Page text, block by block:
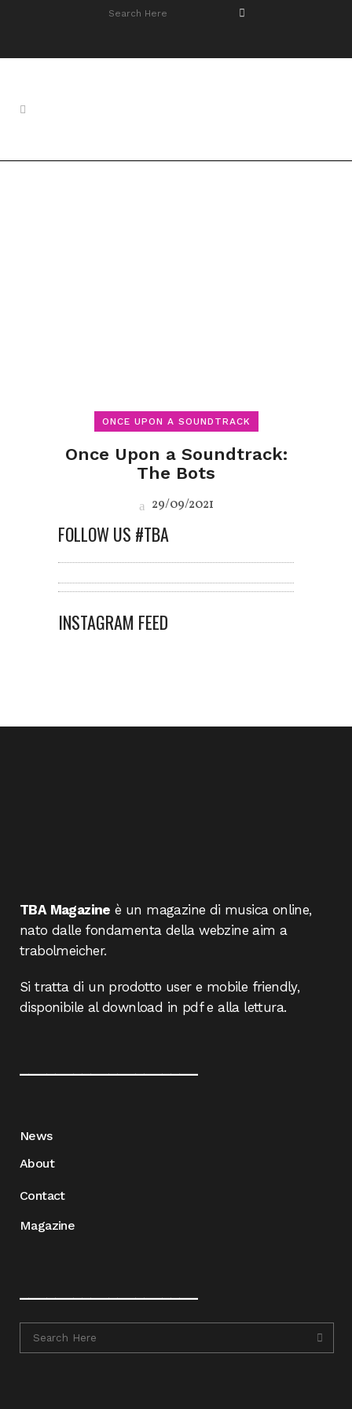
ONCE UPON A SOUNDTRACK
Once Upon a Soundtrack:
The Bots
29/09/2021
FOLLOW US #TBA
INSTAGRAM FEED
TBA Magazine è un magazine di musica online,
nato dalle fondamenta della webzine aim a
trabolmeicher.
Si tratta di un prodotto user e mobile friendly,
disponibile al download in pdf e alla lettura.
News
About
Contact
Magazine